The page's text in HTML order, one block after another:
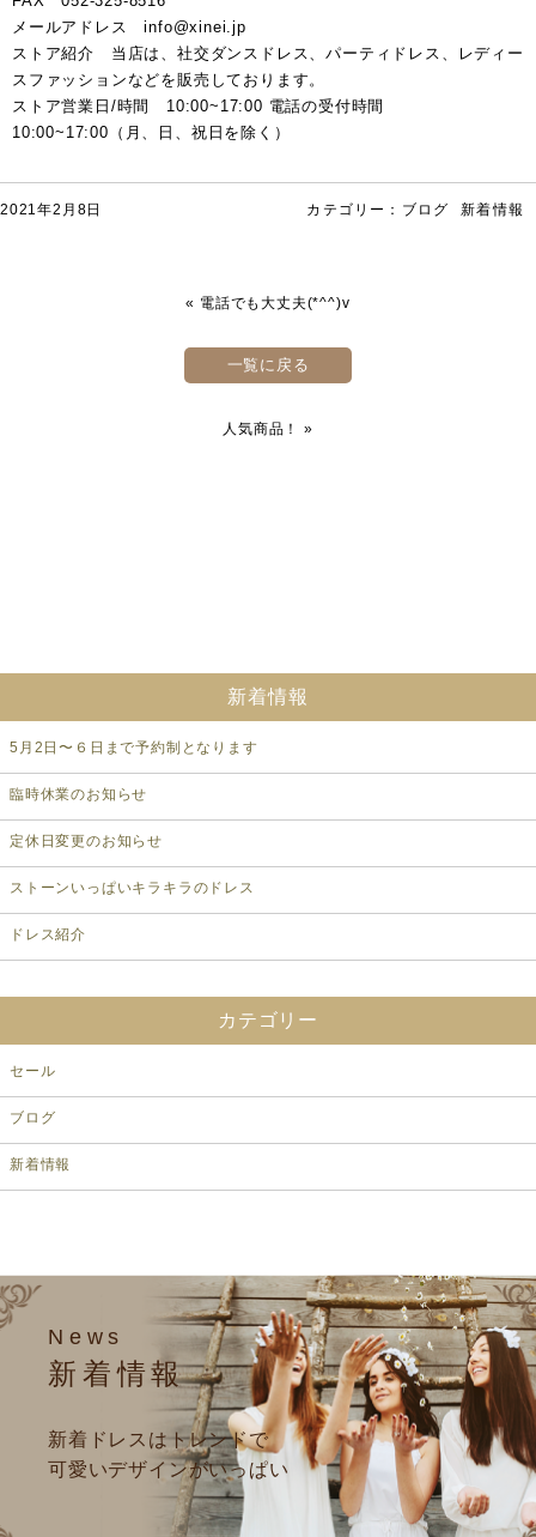
メールアドレス info@xinei.jp
ストア紹介 当店は、社交ダンスドレス、パーティドレス、レディー
スファッションなどを販売しております。
ストア営業日/時間 10:00~17:00 電話の受付時間
10:00~17:00（月、日、祝日を除く）
カテゴリー： ブログ 新着情報
2021年2月8日
« 電話でも大丈夫(*^^)v
一覧に戻る
人気商品！ »
新着情報
5月2日〜６日まで予約制となります
臨時休業のお知らせ
定休日変更のお知らせ
ストーンいっぱいキラキラのドレス
ドレス紹介
カテゴリー
セール
ブログ
新着情報
News
新着情報
新着ドレスはトレンドで
可愛いデザインがいっぱい